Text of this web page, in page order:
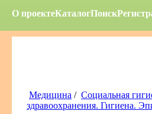
О проектеКаталогПоиск
Медицина / Социальная
здравоохранения. Гигиена.